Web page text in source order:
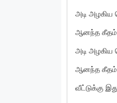
அடி அழகிய
ஆனந்த கீதம்
அடி அழகிய
ஆனந்த கீதம்
வீட்டுக்கு